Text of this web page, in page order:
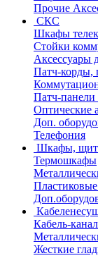
Прочие
СКС
Шкафы
Стойки
Аксессуары
Патч-корды,
Патч-панели
Оптические
Доп.
Телефония
Шкафы,
Термошкафы
Кабель-
Жесткие